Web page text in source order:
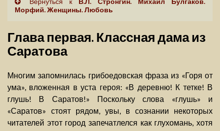
Морфий. Женщины. Любовь
Глава первая. Классная дама из
Саратова
Многим запомнилась грибоедовская фраза из «Горя от
ума», вложенная в уста героя: «В деревню! К тетке! В
глушь! В Саратов!» Поскольку слова «глушь» и
«Саратов» стоят рядом, увы, в сознании некоторых
читателей этот город запечатлелся как глухомань, хотя